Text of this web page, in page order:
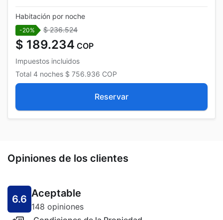
Habitación por noche
-20% $ 236.524
$ 189.234 COP
Impuestos incluidos
Total 4 noches $ 756.936 COP
Reservar
Opiniones de los clientes
6.6 Aceptable
148 opiniones